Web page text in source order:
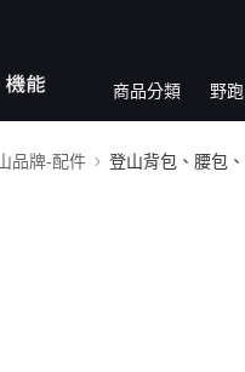
商品分類 野
品牌-配件 登山背包、腰包